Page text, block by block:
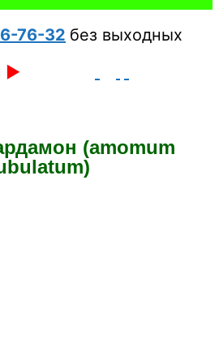
76-32 без выходных
►
(amomum